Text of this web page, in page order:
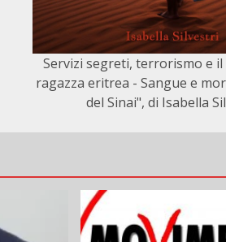
Servizi segreti, terrorismo e
ragazza eritrea - Sangue e
del Sinai", di Isabella